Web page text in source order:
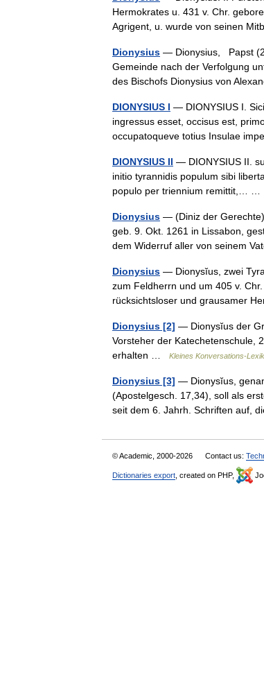
Hermokrates u. 431 v. Chr.
Agrigent, u. wurde von seinen
Dionysius — Dionysius, Papst
Gemeinde nach der Verfolgung
des Bischofs Dionysius von
DIONYSIUS I — DIONYSIUS I.
ingressus esset, occisus est,
occupatoqueve totius Insulae
DIONYSIUS II — DIONYSIUS II.
initio tyrannidis populum sibi
populo per triennium remittit,… …
Dionysius — (Diniz der
geb. 9. Okt. 1261 in Lissabon,
dem Widerruf aller von seinem
Dionysius — Dionysĭus, zwei
zum Feldherrn und um 405 v.
rücksichtsloser und grausamer
Dionysius [2] — Dionysĭus der
Vorsteher der Katechetenschule,
erhalten …
Kleines Konversations-
Dionysius [3] — Dionysĭus,
(Apostelgesch. 17,34), soll als
seit dem 6. Jahrh. Schriften auf,
© Academic, 2000-2026 Contact us:
Dictionaries export , created on PHP,